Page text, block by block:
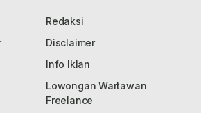
Redaksi
Disclaimer
Info Iklan
Lowongan Wartawan
Freelance